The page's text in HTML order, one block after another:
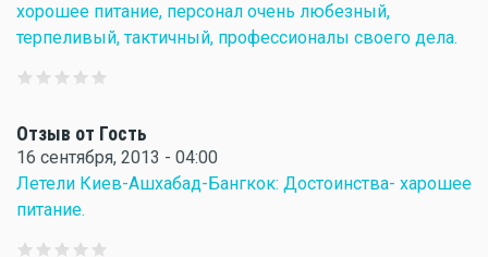
хорошее питание, персонал очень любезный,
терпеливый, тактичный, профессионалы своего дела.
Отзыв от Гость
16 сентября, 2013 - 04:00
Летели Киев-Ашхабад-Бангкок: Достоинства- харошее
питание.